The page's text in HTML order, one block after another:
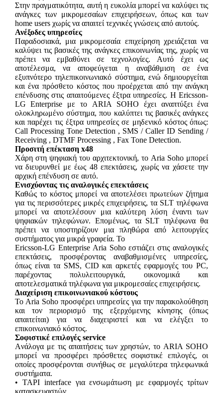
Στην πραγματικότητα, αυτή η ευκολία μπορεί να καλύψει τις
ανάγκες των μικρομεσαίων επιχειρήσεων, όπως και των
home users χωρίς να απαιτεί τεχνικές γνώσεις από αυτούς.
Ανέξοδες υπηρεσίες
Παραδοσιακά, μια μικρομεσαία επιχείρηση χρειάζεται να
καλύψει τις βασικές της ανάγκες επικοινωνίας της, χωρίς να
πρέπει να εμβαθύνει σε τεχνολογίες. Αυτό έχει ως
αποτέλεσμα, να αποφεύγεται η αναβάθμιση σε ένα
εξυπνότερο τηλεπικοινωνιακό σύστημα, ενώ δημιουργείται
και ένα πρόσθετο κόστος που προέρχεται από την ανάγκη
επένδυσης στις απαιτούμενες έξτρα υπηρεσίες. Η Ericsson-
LG Enterprise με το ARIA SOHO έχει αναπτύξει ένα
ολοκληρωμένο σύστημα, που καλύπτει τις βασικές ανάγκες
και παρέχει τις έξτρα υπηρεσίες σε μηδενικό κόστος όπως:
Call Processing Tone Detection , SMS / Caller ID Sending /
Receiving , DTMF Processing , Fax Tone Detection.
Προσιτή επέκταση x48
Xάρη στη ψηφιακή του αρχιτεκτονική, το Aria Soho μπορεί
να διευρυνθεί με έως 48 επεκτάσεις, χωρίς να χάσετε την
αρχική επένδυση σε αυτό.
Ενισχύοντας τις αναλογικές επεκτάσεις
Καθώς το κόστος μπορεί να αποτελέσει πρωτεύων ζήτημα
για τις περισσότερες μικρές επιχειρήσεις, τα SLT τηλέφωνα
μπορεί να αποτελέσουν μια καλύτερη λύση έναντι των
ψηφιακών τηλεφώνων. Επομένως, τα SLT τηλέφωνα θα
πρέπει να υποστηρίζουν μια πληθώρα από λειτουργίες
συστήματος για μικρά γραφεία. Το
Ericsson-LG Enterprise Aria Soho εστιάζει στις αναλογικές
επεκτάσεις, προσφέροντας αναβαθμισμένες υπηρεσίες,
όπως είναι τα SMS, CID και αρκετές εφαρμογές του PC,
παρέχοντας πολυλειτουργικά, οικονομικά και
αποτελεσματικά τηλέφωνα για μικρομεσαίες επιχειρήσεις.
Διαχείριση επικοινωνιακού κόστους
Το Aria Soho προσφέρει υπηρεσίες για την παρακολούθηση
και τον περιορισμό της εξερχόμενης κίνησης (όπως
απαιτείται) για να διαχειριστεί και να ελέγξει το
επικοινωνιακό κόστος.
Σοφιστικέ επιλογές service
Aνάλογα με τις απαιτήσεις των χρηστών, το ARIA SOHO
μπορεί να προσφέρει πρόσθετες σοφιστικέ επιλογές, οι
οποίες προσφέρονται συνήθως σε μεγαλύτερα τηλεφωνικά
συστήματα.
• TAPI interface για ενσωμάτωση με εφαρμογές τρίτων
κατασκευαστών